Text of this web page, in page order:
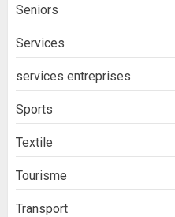
Seniors
Services
services entreprises
Sports
Textile
Tourisme
Transport